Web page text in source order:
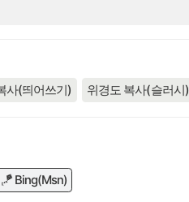
사(띄어쓰기) 위경도 복사(슬러시)
🪁 Bing(Msn)